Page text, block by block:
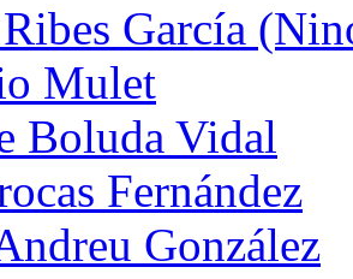
García
Mulet
Boluda Vidal
Fernández
González